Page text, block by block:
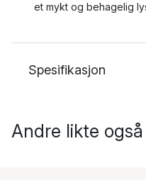
et mykt og behagelig
Spesifikasjon
Andre likte også